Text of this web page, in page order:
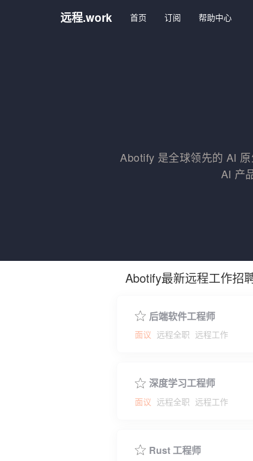
远程.work 首页 订阅 帮助中心
Abotify 是全球领先的 AI
AI 产
Abotify最新远程工作招
后端软件工程师
面议 远程全职 远程工作
深度学习工程师
面议 远程全职 远程工作
Rust 工程师